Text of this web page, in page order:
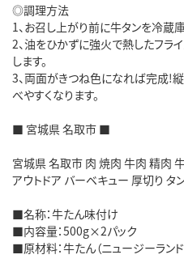
◎調理方法
1、お召し上がり前に牛タンを冷蔵
2、油をひかずに強火で熱したフラ
します。
3、両面がきつね色になれば完成!
べやすくなります。
■ 宮城県 名取市 ■
宮城県 名取市 肉 焼肉 牛肉 精肉
アウトドア バーベキュー 厚切り
■名称：牛たん味付け
■内容量：500g×2パック
■原材料：牛たん（ニュージーランド